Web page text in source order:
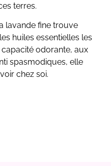
terres.
lavande fine trouve
huiles essentielles les
capacité odorante, aux
spasmodiques, elle
chez soi.